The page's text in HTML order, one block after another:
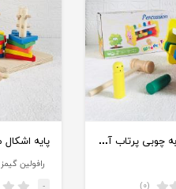
بازی آموزشی کوبه چوبی پرتاب آدمک
(۰)
رافولین گیمز
-